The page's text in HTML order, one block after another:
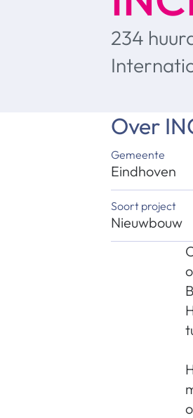
234
Over
Gemeente
Eindhoven
Soort project
Nieuwbouw